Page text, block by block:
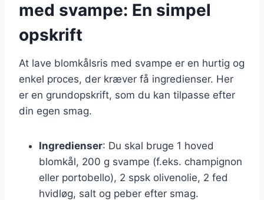
med svampe: En simpel
opskrift
At lave blomkålsris med svampe er en hurtig og
enkel proces, der kræver få ingredienser. Her
er en grundopskrift, som du kan tilpasse efter
din egen smag.
Ingredienser: Du skal bruge 1 hoved
blomkål, 200 g svampe (f.eks. champignon
eller portobello), 2 spsk olivenolie, 2 fed
hvidløg, salt og peber efter smag.